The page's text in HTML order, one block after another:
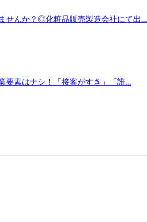
んか？◎化粧品販売製造会社にて出...
要素はナシ！「接客がすき」「誰...